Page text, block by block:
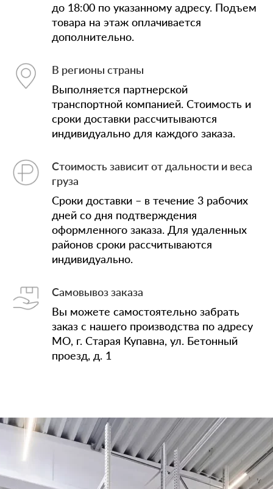
до 18:00 по указанному адресу. Подъем
товара на этаж оплачивается
дополнительно.
В регионы страны
Выполняется партнерской
транспортной компанией. Стоимость и
сроки доставки рассчитываются
индивидуально для каждого заказа.
Стоимость зависит от дальности и веса
груза
Сроки доставки – в течение 3 рабочих
дней со дня подтверждения
оформленного заказа. Для удаленных
районов сроки рассчитываются
индивидуально.
Самовывоз заказа
Вы можете самостоятельно забрать
заказ с нашего производства по адресу
МО, г. Старая Купавна, ул. Бетонный
проезд, д. 1